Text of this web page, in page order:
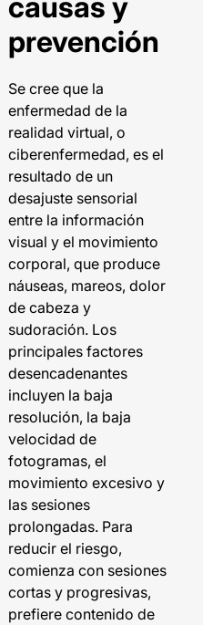
prevención
Se cree que la
enfermedad de la
realidad virtual, o
ciberenfermedad, es el
resultado de un
desajuste sensorial
entre la información
visual y el movimiento
corporal, que produce
náuseas, mareos, dolor
de cabeza y
sudoración. Los
principales factores
desencadenantes
incluyen la baja
resolución, la baja
velocidad de
fotogramas, el
movimiento excesivo y
las sesiones
prolongadas. Para
reducir el riesgo,
comienza con sesiones
cortas y progresivas,
prefiere contenido de